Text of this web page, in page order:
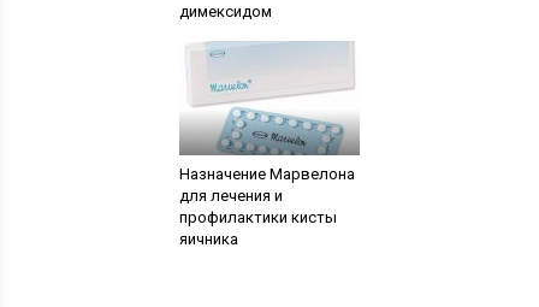
димексидом
Назначение Марвелона
для лечения и
профилактики кисты
яичника